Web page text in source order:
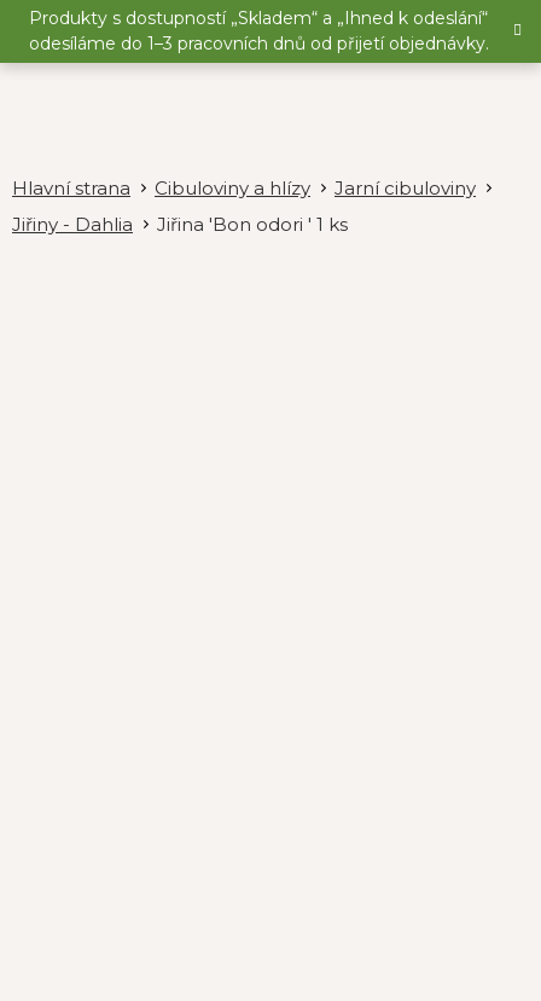
Přejít
obsah
Produkty s dostupností „Skladem“ a „Ihned k odeslání“
odesíláme do 1–3 pracovních dnů od přijetí objednávky.
Cibuloviny a hlízy
Jarní cibuloviny
Jiřiny - Dahlia
Jiřina 'Bon odori ' 1 ks